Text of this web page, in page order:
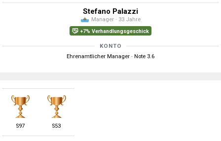
Stefano Palazzi
Manager · 33 Jahre
+7% Verhandlungsgeschick
KONTO
Ehrenamtlicher Manager · Note 3.6
S97 S53